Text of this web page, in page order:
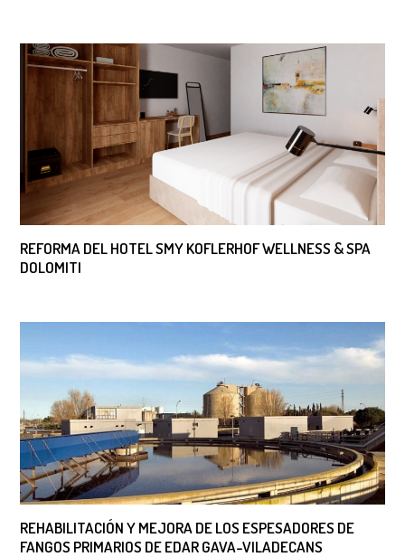
REFORMA DEL HOTEL SMY KOFLERHOF WELLNESS & SPA
DOLOMITI
REHABILITACIÓN Y MEJORA DE LOS ESPESADORES DE
FANGOS PRIMARIOS DE EDAR GAVA-VILADECANS